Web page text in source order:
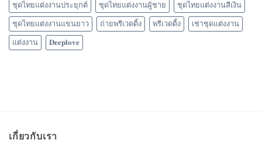
ชุดไทยแต่งงานประยุกต์ ชุดไทยแต่งงานผู้ชาย ชุดไทยแต่งงานสีเงิน
ชุดไทยแต่งงานแขนยาว ถ่ายพรีเวดดิ้ง พรีเวดดิ้ง เช่าชุดแต่งงาน
แต่งงาน 𝐃𝐞𝐞𝐩𝐥𝐨𝐯𝐞
เกี่ยวกับเรา